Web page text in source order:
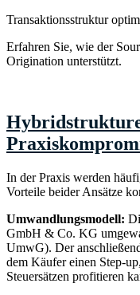
Transaktionsstruktur
Erfahren Sie, wie der
Origination unterstützt.
In der Praxis werden
Vorteile beider Ansätze
Umwandlungsmodell:
GmbH & Co. KG
UmwG). Der
dem Käufer einen Step-
Steuersätzen profitieren